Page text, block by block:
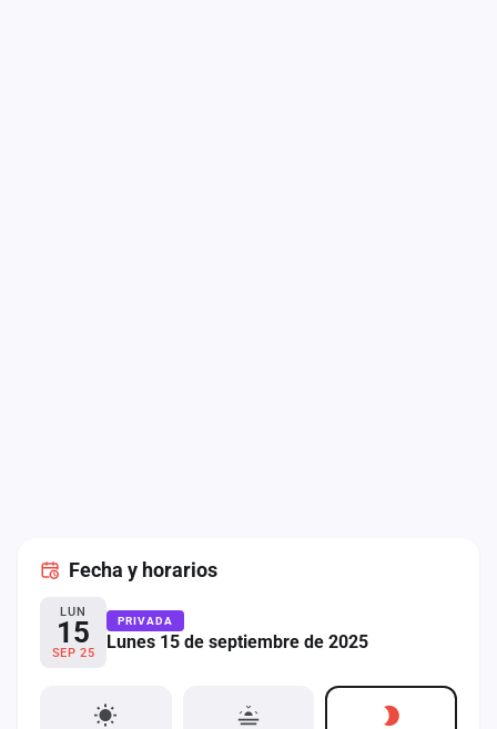
Fecha y horarios
LUN
15
SEP 25
PRIVADA
Lunes 15 de septiembre de 2025
Administración
Contacto